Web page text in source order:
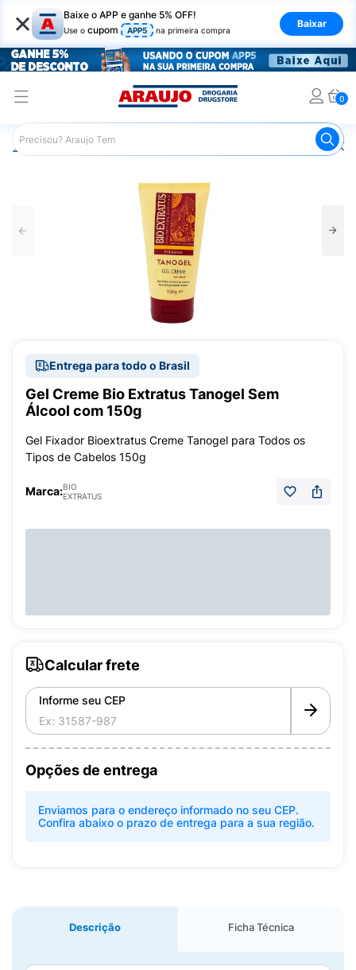
× Baixe o APP e ganhe 5% OFF!
Use o cupom APP5 na primeira compra
Baixar
0
Araujo Cabelo Gel
Entrega para todo o Brasil
Gel Creme Bio Extratus Tanogel Sem
Álcool com 150g
Gel Fixador Bioextratus Creme Tanogel para Todos os
Tipos de Cabelos 150g
Marca:BIO
EXTRATUS
Calcular frete
Informe seu CEP
Opções de entrega
Enviamos para o endereço informado no seu CEP.
Confira abaixo o prazo de entrega para a sua região.
Descrição Ficha Técnica